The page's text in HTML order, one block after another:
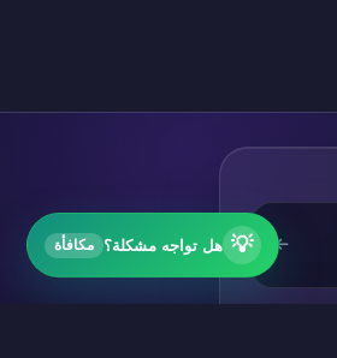
💡 هل تواجه مشكلة؟ مكافأة